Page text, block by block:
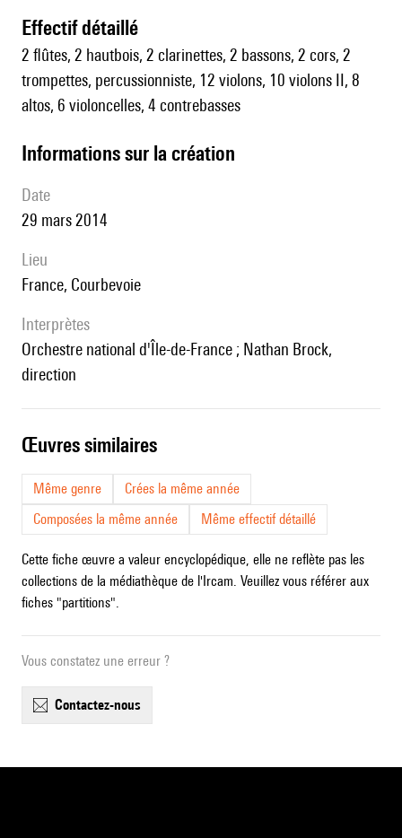
effectif détaillé
2 flûtes, 2 hautbois, 2 clarinettes, 2 bassons, 2 cors, 2
trompettes, percussionniste, 12 violons, 10 violons II, 8
altos, 6 violoncelles, 4 contrebasses
informations sur la création
date
29 mars 2014
lieu
France, Courbevoie
interprètes
Orchestre national d'Île-de-France ; Nathan Brock,
direction
œuvres similaires
Même genre
Crées la même année
Composées la même année
Même effectif détaillé
Cette fiche œuvre a valeur encyclopédique, elle ne reflète pas les
collections de la médiathèque de l'Ircam. Veuillez vous référer aux
fiches "partitions".
Vous constatez une erreur ?
contactez-nous